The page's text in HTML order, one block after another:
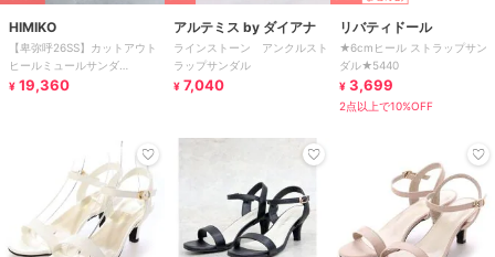
HIMIKO
【卑弥呼26SS】カットアウト
ヒールミュールサンダ
ル/661219
¥ 19,360
アルテミス by ダイアナ
ラインストーン アンクルスト
ラップサンダル
¥ 7,040
リバティドール
★6cmヒール ストラップサン
ダル★5440
¥ 3,699
2点以上で10%OFF